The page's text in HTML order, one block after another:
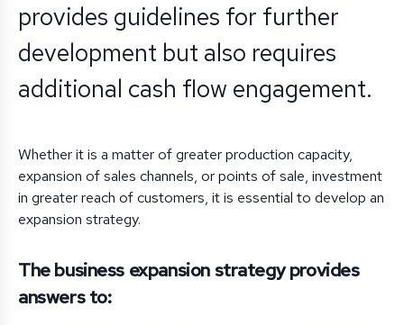
provides guidelines for further
development but also requires
additional cash flow engagement.
Whether it is a matter of greater production capacity,
expansion of sales channels, or points of sale, investment
in greater reach of customers, it is essential to develop an
expansion strategy.
The business expansion strategy provides
answers to: